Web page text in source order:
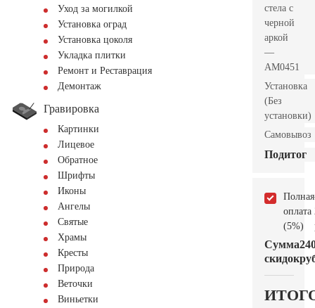
Уход за могилкой
Установка оград
Установка цоколя
Укладка плитки
Ремонт и Реставрация
Демонтаж
Гравировка
Картинки
Лицевое
Обратное
Шрифты
Иконы
Ангелы
Святые
Храмы
Кресты
Природа
Веточки
Виньетки
стела с
черной
аркой
—
AM0451
Установка
(Без
установки)
Самовывоз
Подитог
Полная
оплата
(5%)
Сумма
скидок